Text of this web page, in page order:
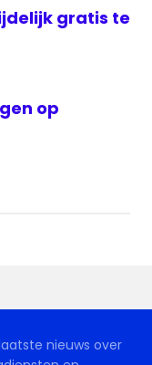
gratis te
op
nieuws over